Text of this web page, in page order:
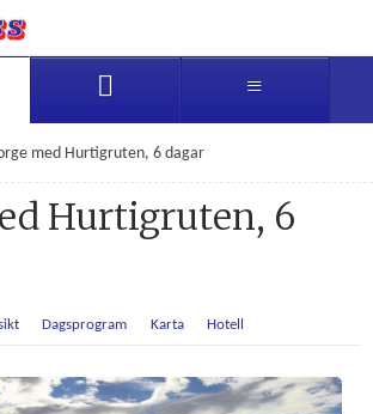
med Hurtigruten, 6 dagar
Hurtigruten, 6
Dagsprogram Karta Hotell